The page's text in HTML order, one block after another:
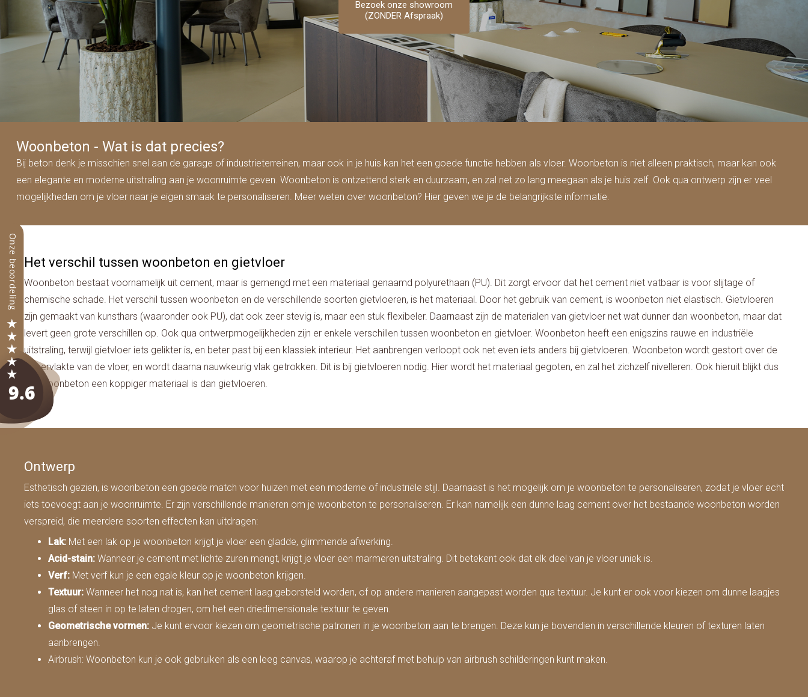
Bezoek onze showroom
(ZONDER Afspraak)
Bezoek onze showroom
(ZONDER Afspraak)
Bezoek onze showroom
(ZONDER Afspraak)
Bezoek onze showroom
(ZONDER Afspraak)
Bezoek onze showroom
(ZONDER Afspraak)
Woonbeton - Wat is dat precies?
Bij beton denk je misschien snel aan de garage of industrieterreinen, maar ook in je huis kan het een goede functie hebben als vloer. Woonbeton is niet alleen praktisch, maar kan ook
een elegante en moderne uitstraling aan je woonruimte geven. Woonbeton is ontzettend sterk en duurzaam, en zal net zo lang meegaan als je huis zelf. Ook qua ontwerp zijn er veel
mogelijkheden om je vloer naar je eigen smaak te personaliseren. Meer weten over woonbeton? Hier geven we je de belangrijkste informatie.
Het verschil tussen woonbeton en gietvloer
Woonbeton bestaat voornamelijk uit cement, maar is gemengd met een materiaal genaamd polyurethaan (PU). Dit zorgt ervoor dat het cement niet vatbaar is voor slijtage of
chemische schade. Het verschil tussen woonbeton en de verschillende soorten gietvloeren, is het materiaal. Door het gebruik van cement, is woonbeton niet elastisch. Gietvloeren
zijn gemaakt van kunsthars (waaronder ook PU), dat ook zeer stevig is, maar een stuk flexibeler. Daarnaast zijn de materialen van gietvloer net wat dunner dan woonbeton, maar dat
levert geen grote verschillen op. Ook qua ontwerpmogelijkheden zijn er enkele verschillen tussen woonbeton en gietvloer. Woonbeton heeft een enigszins rauwe en industriële
uitstraling, terwijl gietvloer iets gelikter is, en beter past bij een klassiek interieur. Het aanbrengen verloopt ook net even iets anders bij gietvloeren. Woonbeton wordt gestort over de
oppervlakte van de vloer, en wordt daarna nauwkeurig vlak getrokken. Dit is bij gietvloeren nodig. Hier wordt het materiaal gegoten, en zal het zichzelf nivelleren. Ook hieruit blijkt dus
dat woonbeton een koppiger materiaal is dan gietvloeren.
Ontwerp
Esthetisch gezien, is woonbeton een goede match voor huizen met een moderne of industriële stijl. Daarnaast is het mogelijk om je woonbeton te personaliseren, zodat je vloer echt
iets toevoegt aan je woonruimte. Er zijn verschillende manieren om je woonbeton te personaliseren. Er kan namelijk een dunne laag cement over het bestaande woonbeton worden
verspreid, die meerdere soorten effecten kan uitdragen:
Lak:Met een lak op je woonbeton krijgt je vloer een gladde, glimmende afwerking.
Acid-stain:Wanneer je cement met lichte zuren mengt, krijgt je vloer een marmeren uitstraling. Dit betekent ook dat elk deel van je vloer uniek is.
Verf:Met verf kun je een egale kleur op je woonbeton krijgen.
Textuur:Wanneer het nog nat is, kan het cement laag geborsteld worden, of op andere manieren aangepast worden qua textuur. Je kunt er ook voor kiezen om dunne laagjes
glas of steen in op te laten drogen, om het een driedimensionale textuur te geven.
Geometrische vormen:Je kunt ervoor kiezen om geometrische patronen in je woonbeton aan te brengen. Deze kun je bovendien in verschillende kleuren of texturen laten
aanbrengen.
Airbrush: Woonbeton kun je ook gebruiken als een leeg canvas, waarop je achteraf met behulp van airbrush schilderingen kunt maken.